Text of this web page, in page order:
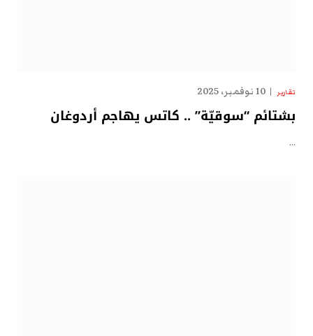
تقارير 10 نوفمبر، 2025
بشتائم “سوقيّة” .. كاتس يهاجم أردوغان
…